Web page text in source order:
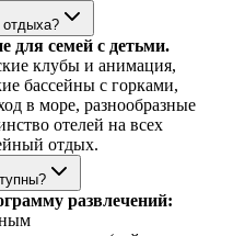
отдыха?
для семей с детьми.
клубы и анимация,
бассейны с горками,
в море, разнообразные
отелей на всех
отдых.
развлечений: